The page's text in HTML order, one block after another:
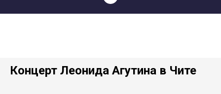
Концерт Леонида Агутина в Чите